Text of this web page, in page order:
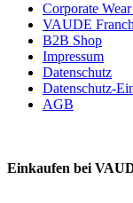
Corporate
VAUDE
B2B Shop
Impressum
Datenschutz
Datenschutz-
AGB
Einkaufen bei